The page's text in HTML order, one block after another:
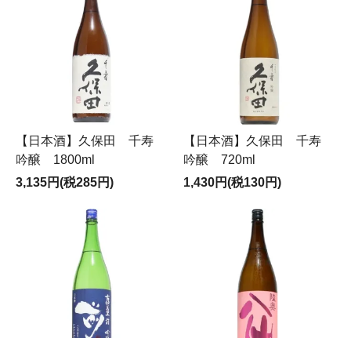
【日本酒】久保田 千寿
吟醸 1800ml
3,135円(税285円)
【日本酒】久保田 千寿
吟醸 720ml
1,430円(税130円)